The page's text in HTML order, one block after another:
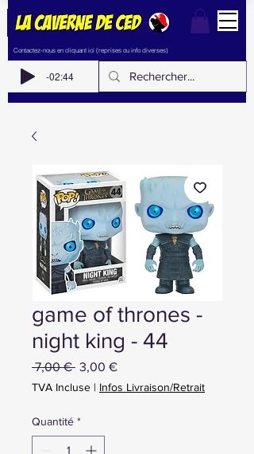
Contactez-nous en cliquant ici (reprises ou info diverses)
-02:44
game of thrones -
night king - 44
7,00 € Prix
3,00 €Prix
TVA Incluse | Infos Livraison/Retrait
Quantité *